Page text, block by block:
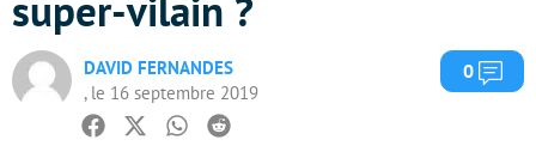
DAVID FERNANDES
, le 16 septembre 2019
0
Facebook
TwitterWhatsapp
Reddit